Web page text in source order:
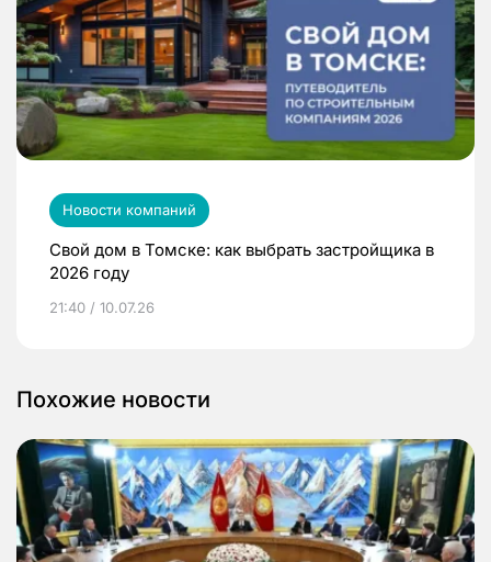
Новости компаний
Свой дом в Томске: как выбрать застройщика в
2026 году
21:40 / 10.07.26
Похожие новости